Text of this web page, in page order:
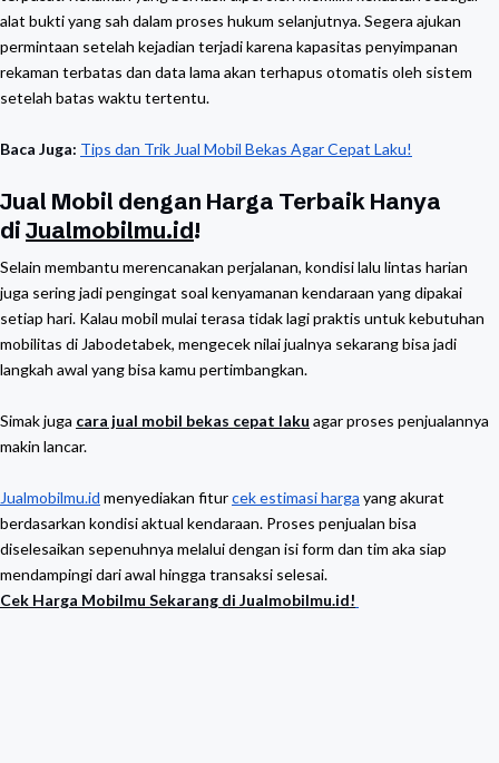
alat bukti yang sah dalam proses hukum selanjutnya. Segera ajukan
permintaan setelah kejadian terjadi karena kapasitas penyimpanan
rekaman terbatas dan data lama akan terhapus otomatis oleh sistem
setelah batas waktu tertentu.
Baca Juga: Tips dan Trik Jual Mobil Bekas Agar Cepat Laku!
Jual Mobil dengan Harga Terbaik Hanya
di Jualmobilmu.id!
Selain membantu merencanakan perjalanan, kondisi lalu lintas harian
juga sering jadi pengingat soal kenyamanan kendaraan yang dipakai
setiap hari. Kalau mobil mulai terasa tidak lagi praktis untuk kebutuhan
mobilitas di Jabodetabek, mengecek nilai jualnya sekarang bisa jadi
langkah awal yang bisa kamu pertimbangkan.
Simak juga cara jual mobil bekas cepat laku agar proses penjualannya
makin lancar.
Jualmobilmu.id menyediakan fiturcek estimasi harga yang akurat
berdasarkan kondisi aktual kendaraan. Proses penjualan bisa
diselesaikan sepenuhnya melalui dengan isi form dan tim aka siap
mendampingi dari awal hingga transaksi selesai.
Cek Harga Mobilmu Sekarang di Jualmobilmu.id!